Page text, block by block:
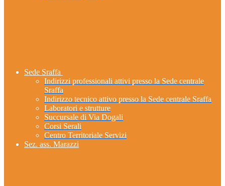
Sede Sraffa
Indirizzi professionali attivi presso la Sede centrale
Sraffa
Indirizzo tecnico attivo presso la Sede centrale Sraffa
Laboratori e strutture
Succursale di Via Dogali
Corsi Serali
Centro Territoriale Servizi
Sez. ass. Marazzi